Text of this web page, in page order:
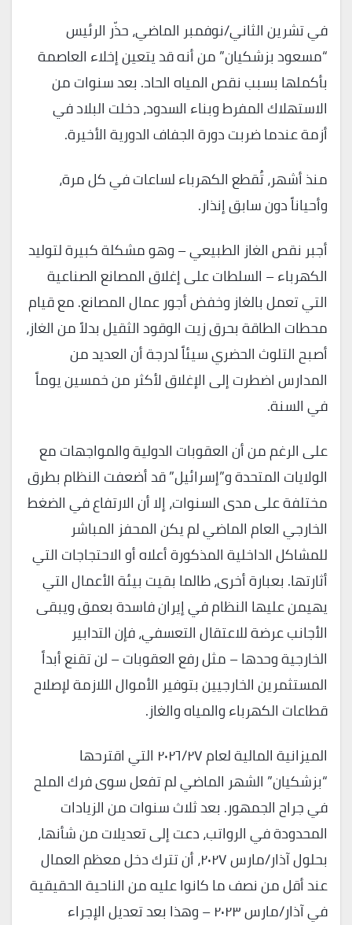
في تشرين الثاني/نوفمبر الماضي، حذّر الرئيس
“مسعود بزشكيان” من أنه قد يتعين إخلاء العاصمة
بأكملها بسبب نقص المياه الحاد. بعد سنوات من
الاستهلاك المفرط وبناء السدود، دخلت البلاد في
أزمة عندما ضربت دورة الجفاف الدورية الأخيرة.
منذ أشهر، تُقطع الكهرباء لساعات في كل مرة،
وأحياناً دون سابق إنذار.
أجبر نقص الغاز الطبيعي – وهو مشكلة كبيرة لتوليد
الكهرباء – السلطات على إغلاق المصانع الصناعية
التي تعمل بالغاز وخفض أجور عمال المصانع. مع قيام
محطات الطاقة بحرق زيت الوقود الثقيل بدلاً من الغاز،
أصبح التلوث الحضري سيئاً لدرجة أن العديد من
المدارس اضطرت إلى الإغلاق لأكثر من خمسين يوماً
في السنة.
على الرغم من أن العقوبات الدولية والمواجهات مع
الولايات المتحدة و”إسرائيل” قد أضعفت النظام بطرق
مختلفة على مدى السنوات، إلا أن الارتفاع في الضغط
الخارجي العام الماضي لم يكن المحفز المباشر
للمشاكل الداخلية المذكورة أعلاه أو الاحتجاجات التي
أثارتها. بعبارة أخرى، طالما بقيت بيئة الأعمال التي
يهيمن عليها النظام في إيران فاسدة بعمق ويبقى
الأجانب عرضة للاعتقال التعسفي، فإن التدابير
الخارجية وحدها – مثل رفع العقوبات – لن تقنع أبداً
المستثمرين الخارجيين بتوفير الأموال اللازمة لإصلاح
قطاعات الكهرباء والمياه والغاز.
الميزانية المالية لعام ٢٠٢٦/٢٧ التي اقترحها
“بزشكيان” الشهر الماضي لم تفعل سوى فرك الملح
في جراح الجمهور. بعد ثلاث سنوات من الزيادات
المحدودة في الرواتب، دعت إلى تعديلات من شأنها،
بحلول آذار/مارس ٢٠٢٧، أن تترك دخل معظم العمال
عند أقل من نصف ما كانوا عليه من الناحية الحقيقية
في آذار/مارس ٢٠٢٣ – وهذا بعد تعديل الإجراء